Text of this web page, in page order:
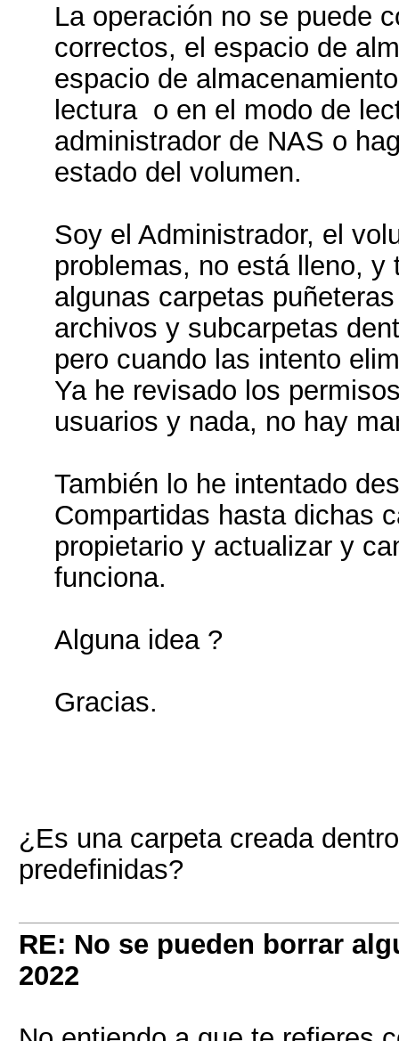
La operación no se puede
correctos, el espacio de
espacio de
lectura o en el modo de
administrador de NAS o
estado del volumen.
Soy el Administrador, el
problemas, no está lleno,
algunas carpetas
archivos y subcarpetas
pero cuando las intento
Ya he revisado los
usuarios y nada, no hay
También lo he intentado
Compartidas hasta dichas
propietario y actualizar y
funciona.
Alguna idea ?
Gracias.
¿Es una carpeta creada
predefinidas?
RE: No se pueden borrar
2022